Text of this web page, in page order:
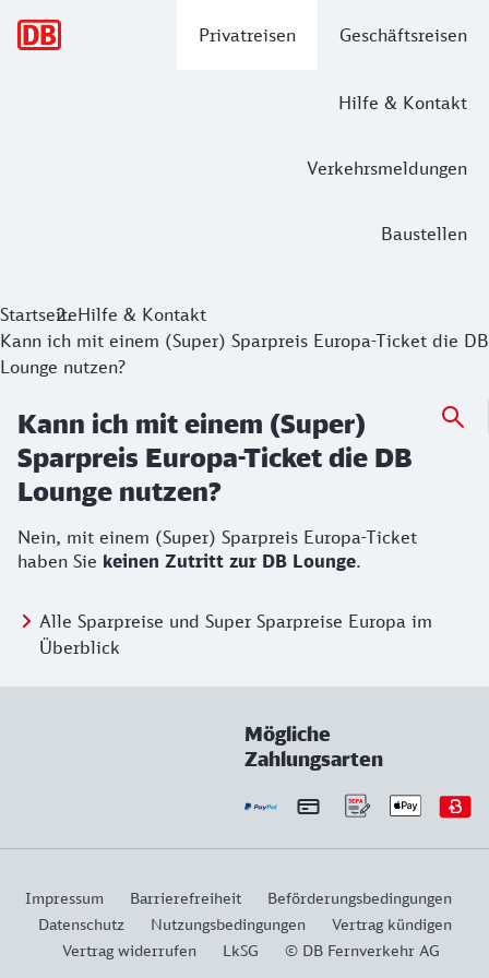
Privatreisen Geschäftsreisen
Hilfe & Kontakt
Verkehrsmeldungen
Baustellen
StartseiteHilfe & Kontakt
Kann ich mit einem (Super) Sparpreis Europa-Ticket die DB
Lounge nutzen?
Kann ich mit einem (Super)
Sparpreis Europa-Ticket die DB
Lounge nutzen?
Nein, mit einem (Super) Sparpreis Europa-Ticket
haben Sie keinen Zutritt zur DB Lounge.
Alle Sparpreise und Super Sparpreise Europa im
Überblick
Mögliche
Zahlungsarten
Impressum Barrierefreiheit
Beförderungsbedingungen
Datenschutz
Nutzungsbedingungen
Vertrag kündigen
Vertrag widerrufen
LkSG © DB Fernverkehr AG